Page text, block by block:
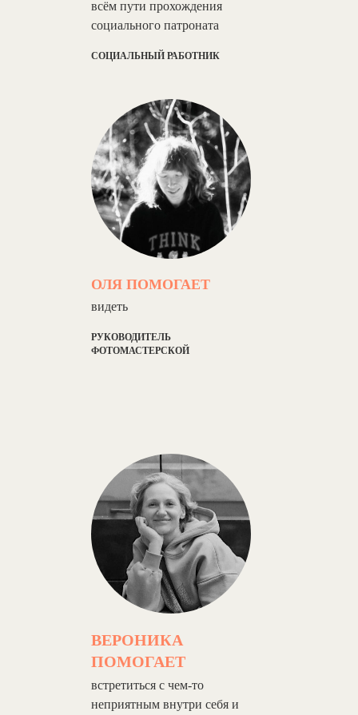
всём пути прохождения
социального патроната
СОЦИАЛЬНЫЙ РАБОТНИК
ОЛЯ ПОМОГАЕТ
видеть
РУКОВОДИТЕЛЬ
ФОТОМАСТЕРСКОЙ
ВЕРОНИКА
ПОМОГАЕТ
встретиться с чем-то
неприятным внутри себя и